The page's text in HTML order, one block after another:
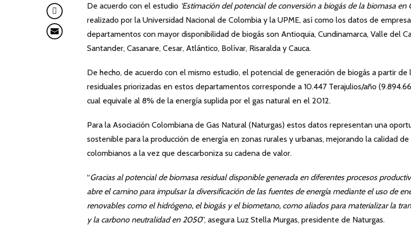
De acuerdo con el estudio ‘Estimación del potencial de conversión a biogás de la biomasa en
realizado por la Universidad Nacional de Colombia y la UPME, así como los datos de
departamentos con mayor disponibilidad de biogás son Antioquia, Cundinamarca, Valle del
Santander, Casanare, Cesar, Atlántico, Bolívar, Risaralda y Cauca.
De hecho, de acuerdo con el mismo estudio, el potencial de generación de biogás a partir de
residuales priorizadas en estos departamentos corresponde a 10.447 Terajulios/año
cual equivale al 8% de la energía suplida por el gas natural en el 2012.
Para la Asociación Colombiana de Gas Natural (Naturgas) estos datos representan una
sostenible para la producción de energía en zonas rurales y urbanas, mejorando la calidad
colombianos a la vez que descarboniza su cadena de valor.
“Gracias al potencial de biomasa residual disponible generada en diferentes procesos
abre el camino para impulsar la diversificación de las fuentes de energía mediante el uso de
renovables como el hidrógeno, el biogás y el biometano, como aliados para materializar la
y la carbono neutralidad en 2050”, asegura Luz Stella Murgas, presidente de Naturgas.